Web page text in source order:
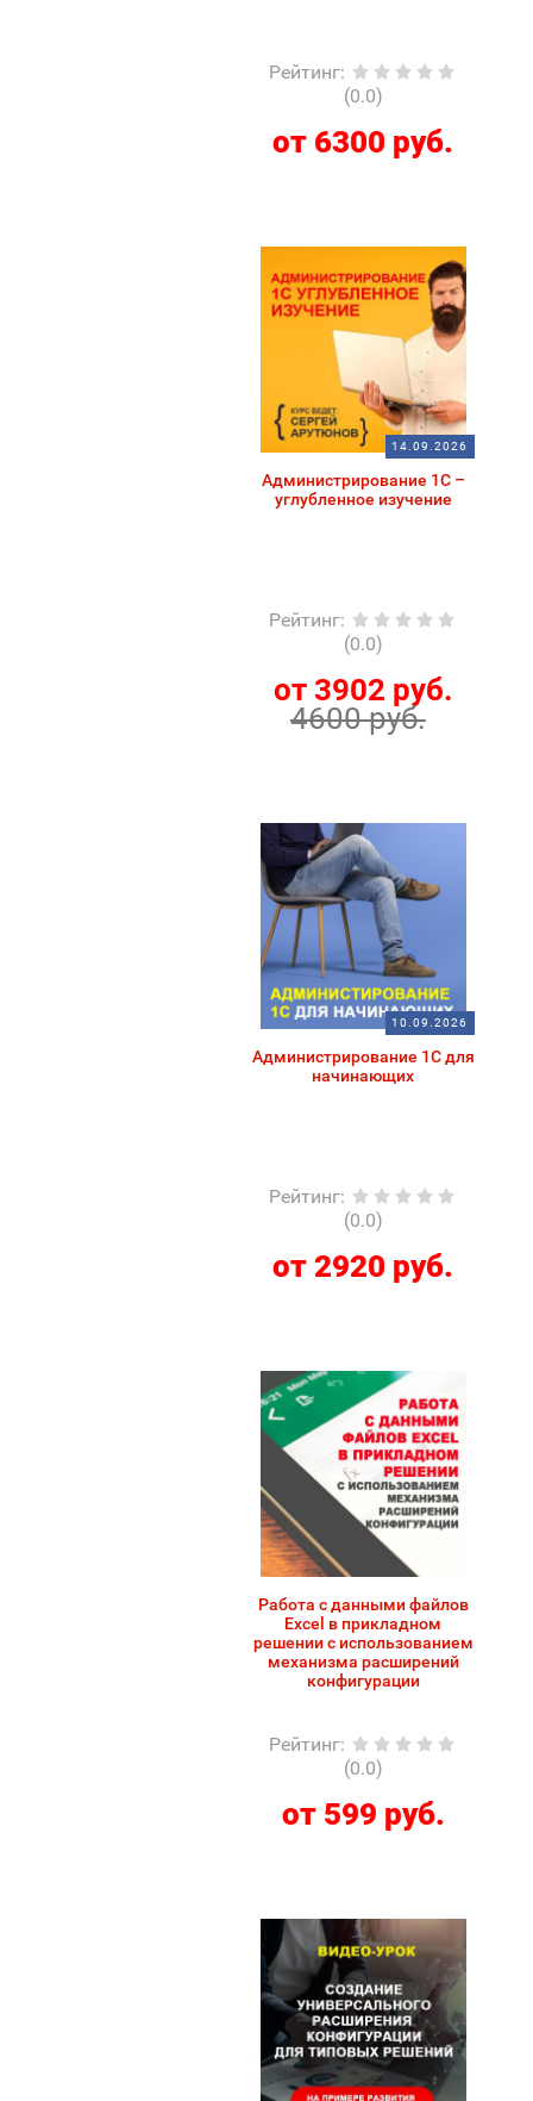
Рейтинг:
(0.0)
от 6300 руб.
14.09.2026
Администрирование 1С –
углубленное изучение
Рейтинг:
(0.0)
от 3902 руб.
4600 руб.
10.09.2026
Администрирование 1С для
начинающих
Рейтинг:
(0.0)
от 2920 руб.
Работа с данными файлов
Excel в прикладном
решении с использованием
механизма расширений
конфигурации
Рейтинг:
(0.0)
от 599 руб.